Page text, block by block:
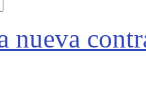
nueva